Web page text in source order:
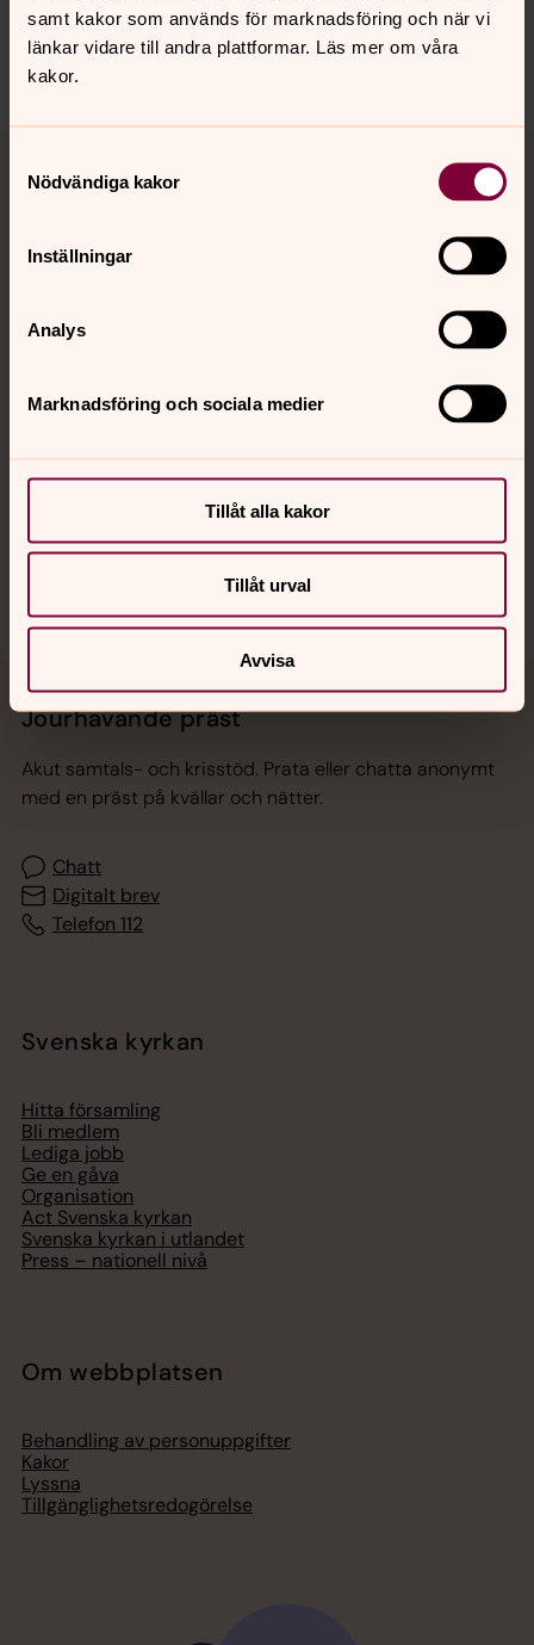
samt kakor som används för marknadsföring och när vi
länkar vidare till andra plattformar. Läs mer om våra
kakor.
Nödvändiga kakor
Inställningar
Analys
Marknadsföring och sociala medier
Tillåt alla kakor
Tillåt urval
Avvisa
Dela
Kontakt
Kalender
Jourhavande präst
Akut samtals- och krisstöd. Prata eller chatta anonymt
med en präst på kvällar och nätter.
Chatt
Digitalt brev
Telefon 112
Svenska kyrkan
Hitta församling
Bli medlem
Lediga jobb
Ge en gåva
Organisation
Act Svenska kyrkan
Svenska kyrkan i utlandet
Press – nationell nivå
Om webbplatsen
Behandling av personuppgifter
Kakor
Lyssna
Tillgänglighetsredogörelse